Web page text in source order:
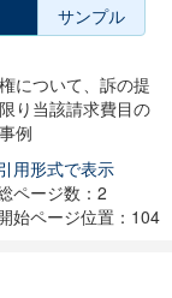
サンプル
について、訴の提
り当該請求費目の
例
用形式で表示
ページ数：2
始ページ位置：104